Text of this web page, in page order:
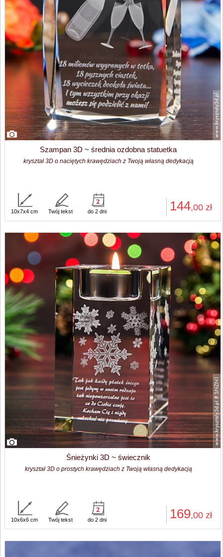
Szampan 3D ~ średnia ozdobna statuetka
kryształ 3D o naciętych krawędziach z Twoją własną dedykacją
144,00 zł
10x7x4 cm Twój tekst do 2 dni
Śnieżynki 3D ~ świecznik
kryształ 3D o prostych krawędziach z Twoją własną dedykacją
169,00 zł
10x6x6 cm Twój tekst do 2 dni